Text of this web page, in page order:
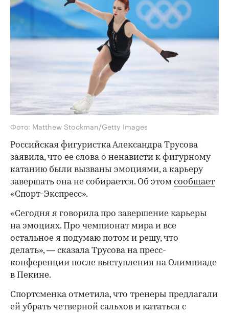
Фото: Matthew Stockman/Getty Images
Российская фигуристка Александра Трусова
заявила, что ее слова о ненависти к фигурному
катанию были вызваны эмоциями, а карьеру
завершать она не собирается. Об этом сообщает
«Спорт-Экспресс».
«Сегодня я говорила про завершение карьеры
на эмоциях. Про чемпионат мира и все
остальное я подумаю потом и решу, что
делать», — сказала Трусова на пресс-
конференции после выступления на Олимпиаде
в Пекине.
Спортсменка отметила, что тренеры предлагали
ей убрать четверной сальхов и кататься с